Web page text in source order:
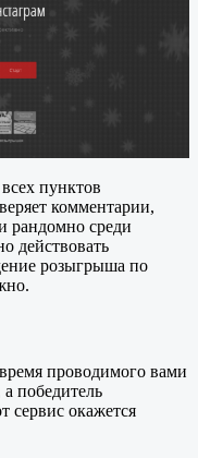
пунктов
комментарии,
рандомно среди
действовать
розыгрыша по
проводимого вами
победитель
сервис окажется